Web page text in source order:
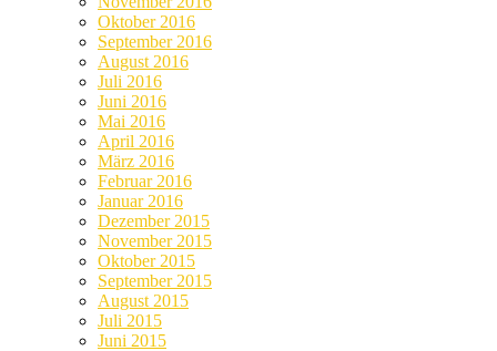
Oktober 2016
September 2016
August 2016
Juli 2016
Juni 2016
Mai 2016
April 2016
März 2016
Februar 2016
Januar 2016
Dezember 2015
November 2015
Oktober 2015
September 2015
August 2015
Juli 2015
Juni 2015